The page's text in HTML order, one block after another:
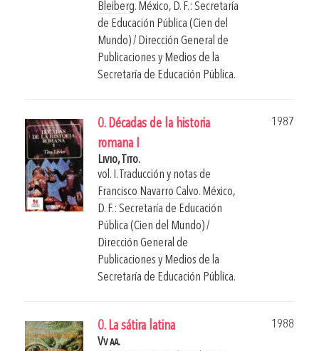
Bleiberg. México, D. F.: Secretaría
de Educación Pública (Cien del
Mundo) / Dirección General de
Publicaciones y Medios de la
Secretaría de Educación Pública.
0. Décadas de la historia
romana I
1987
Livio, Tito.
vol. I. Traducción y notas de
Francisco Navarro Calvo. México,
D. F.: Secretaría de Educación
Pública (Cien del Mundo) /
Dirección General de
Publicaciones y Medios de la
Secretaría de Educación Pública.
0. La sátira latina
1988
Vv aa.